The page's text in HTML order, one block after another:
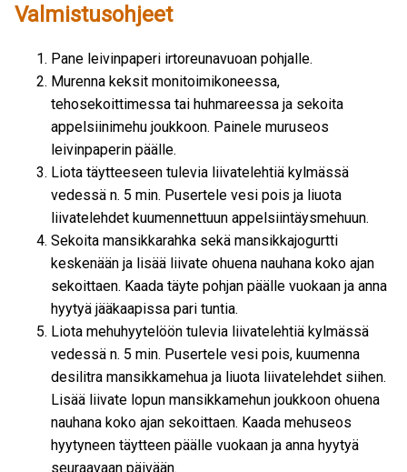
Valmistusohjeet
Pane leivinpaperi irtoreunavuoan pohjalle.
Murenna keksit monitoimikoneessa,
tehosekoittimessa tai huhmareessa ja sekoita
appelsiinimehu joukkoon. Painele muruseos
leivinpaperin päälle.
Liota täytteeseen tulevia liivatelehtiä kylmässä
vedessä n. 5 min. Pusertele vesi pois ja liuota
liivatelehdet kuumennettuun appelsiintäysmehuun.
Sekoita mansikkarahka sekä mansikkajogurtti
keskenään ja lisää liivate ohuena nauhana koko ajan
sekoittaen. Kaada täyte pohjan päälle vuokaan ja anna
hyytyä jääkaapissa pari tuntia.
Liota mehuhyytelöön tulevia liivatelehtiä kylmässä
vedessä n. 5 min. Pusertele vesi pois, kuumenna
desilitra mansikkamehua ja liuota liivatelehdet siihen.
Lisää liivate lopun mansikkamehun joukkoon ohuena
nauhana koko ajan sekoittaen. Kaada mehuseos
hyytyneen täytteen päälle vuokaan ja anna hyytyä
seuraavaan päivään.